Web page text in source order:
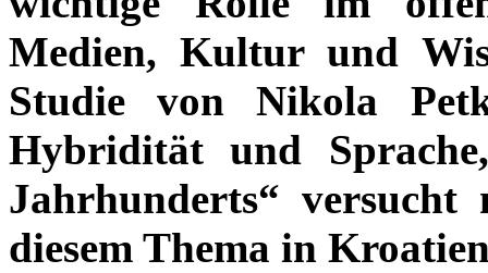
Medien, Kultur und
Studie von Nikola
Hybridität und
Jahrhunderts“
diesem Thema in